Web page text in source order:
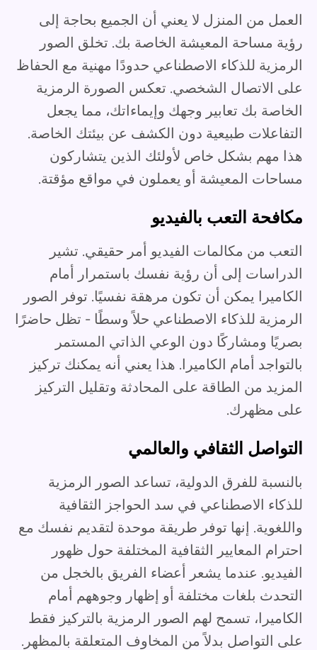
العمل من المنزل لا يعني أن الجميع بحاجة إلى
رؤية مساحة المعيشة الخاصة بك. تخلق الصور
الرمزية للذكاء الاصطناعي حدودًا مهنية مع الحفاظ
على الاتصال الشخصي. تعكس الصورة الرمزية
الخاصة بك تعابير وجهك وإيماءاتك، مما يجعل
التفاعلات طبيعية دون الكشف عن بيئتك الخاصة.
هذا مهم بشكل خاص لأولئك الذين يتشاركون
مساحات المعيشة أو يعملون في مواقع مؤقتة.
مكافحة التعب بالفيديو
التعب من مكالمات الفيديو أمر حقيقي. تشير
الدراسات إلى أن رؤية نفسك باستمرار أمام
الكاميرا يمكن أن تكون مرهقة نفسيًا. توفر الصور
الرمزية للذكاء الاصطناعي حلاً وسطًا - تظل حاضرًا
بصريًا ومشاركًا دون الوعي الذاتي المستمر
بالتواجد أمام الكاميرا. هذا يعني أنه يمكنك تركيز
المزيد من الطاقة على المحادثة وتقليل التركيز
على مظهرك.
التواصل الثقافي والعالمي
بالنسبة للفرق الدولية، تساعد الصور الرمزية
للذكاء الاصطناعي في سد الحواجز الثقافية
واللغوية. إنها توفر طريقة موحدة لتقديم نفسك مع
احترام المعايير الثقافية المختلفة حول ظهور
الفيديو. عندما يشعر أعضاء الفريق بالخجل من
التحدث بلغات مختلفة أو إظهار وجوههم أمام
الكاميرا، تسمح لهم الصور الرمزية بالتركيز فقط
على التواصل بدلاً من المخاوف المتعلقة بالمظهر.